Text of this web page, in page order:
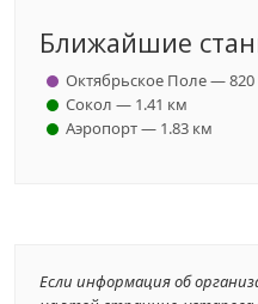
Ближайшие
Октябрьское Поле —
Сокол — 1.41 км
Аэропорт — 1.83 км
Если информация об